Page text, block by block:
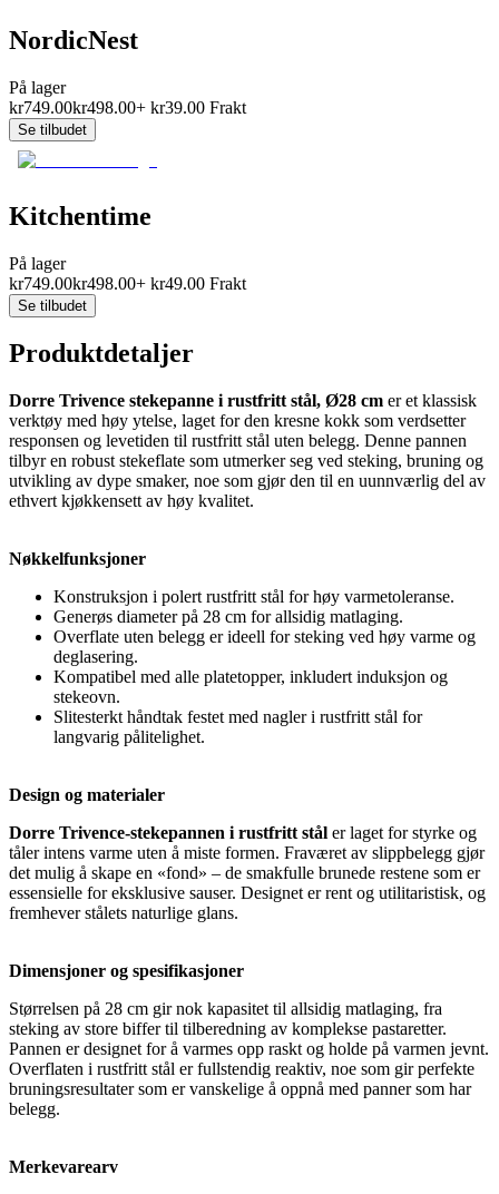
NordicNest
På lager
kr749.00kr498.00+ kr39.00 Frakt
Se tilbudet
Kitchentime
På lager
kr749.00kr498.00+ kr49.00 Frakt
Se tilbudet
Produktdetaljer
Dorre Trivence stekepanne i rustfritt stål, Ø28 cm er et klassisk
verktøy med høy ytelse, laget for den kresne kokk som verdsetter
responsen og levetiden til rustfritt stål uten belegg. Denne pannen
tilbyr en robust stekeflate som utmerker seg ved steking, bruning og
utvikling av dype smaker, noe som gjør den til en uunnværlig del av
ethvert kjøkkensett av høy kvalitet.
Nøkkelfunksjoner
Konstruksjon i polert rustfritt stål for høy varmetoleranse.
Generøs diameter på 28 cm for allsidig matlaging.
Overflate uten belegg er ideell for steking ved høy varme og
deglasering.
Kompatibel med alle platetopper, inkludert induksjon og
stekeovn.
Slitesterkt håndtak festet med nagler i rustfritt stål for
langvarig pålitelighet.
Design og materialer
Dorre Trivence-stekepannen i rustfritt stål er laget for styrke og
tåler intens varme uten å miste formen. Fraværet av slippbelegg gjør
det mulig å skape en «fond» – de smakfulle brunede restene som er
essensielle for eksklusive sauser. Designet er rent og utilitaristisk, og
fremhever stålets naturlige glans.
Dimensjoner og spesifikasjoner
Størrelsen på 28 cm gir nok kapasitet til allsidig matlaging, fra
steking av store biffer til tilberedning av komplekse pastaretter.
Pannen er designet for å varmes opp raskt og holde på varmen jevnt.
Overflaten i rustfritt stål er fullstendig reaktiv, noe som gir perfekte
bruningsresultater som er vanskelige å oppnå med panner som har
belegg.
Merkevarearv